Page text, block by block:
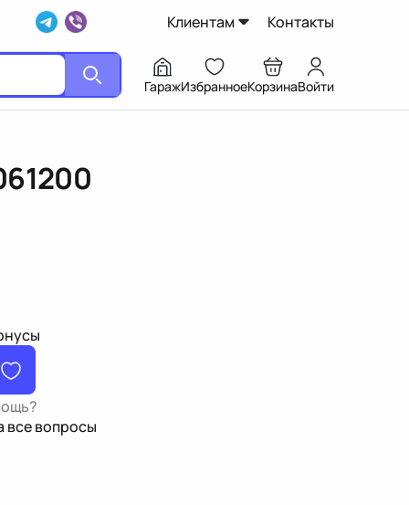
Клиентам Контакты
ГаражИзбранноеКорзинаВойти
все вопросы